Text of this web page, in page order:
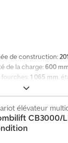
de construction:
de la charge:600
fourches:1 065 mm,
1 500 mm
de
pour
élévateur
CB3000/